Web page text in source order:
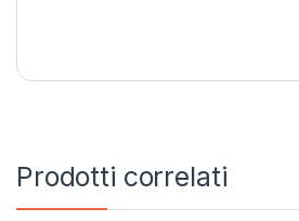
Prodotti correlati